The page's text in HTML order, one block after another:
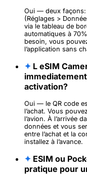
Oui — deux façons:
(Réglages >
via le tableau de
automatiques à
besoin, vous
l’application sans
✦ L eSIM
activation?
Oui — le QR code
l’achat. Vous
l’avion. À l’arrivée
données et vous
entre l’achat et la
installez à l’avance.
✦ ESIM ou
pratique pour